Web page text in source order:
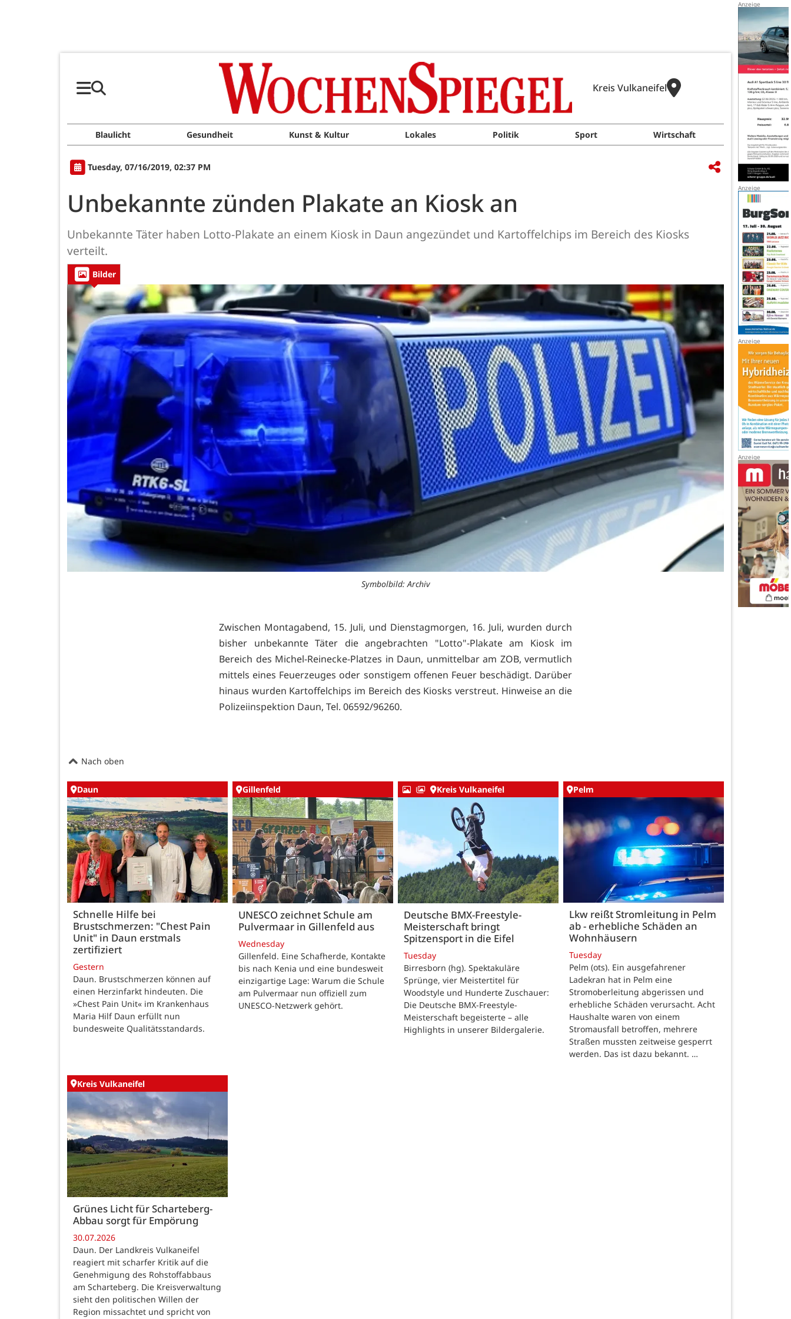
Kreis Vulkaneifel
Blaulicht Gesundheit Kunst & Kultur Lokales Politik Sport Wirtschaft
Tuesday, 07/16/2019, 02:37 PM
Unbekannte zünden Plakate an Kiosk an
Unbekannte Täter haben Lotto-Plakate an einem Kiosk in Daun angezündet und Kartoffelchips im Bereich des Kiosks
verteilt.
Bilder
Symbolbild: Archiv
Zwischen Montagabend, 15. Juli, und Dienstagmorgen, 16. Juli, wurden durch
bisher unbekannte Täter die angebrachten "Lotto"-Plakate am Kiosk im
Bereich des Michel-Reinecke-Platzes in Daun, unmittelbar am ZOB, vermutlich
mittels eines Feuerzeuges oder sonstigem offenen Feuer beschädigt. Darüber
hinaus wurden Kartoffelchips im Bereich des Kiosks verstreut. Hinweise an die
Polizeiinspektion Daun, Tel. 06592/96260.
Nach oben
Daun
Schnelle Hilfe bei
Brustschmerzen: "Chest Pain
Unit" in Daun erstmals
zertifiziert
Gestern
Daun. Brustschmerzen können auf
einen Herzinfarkt hindeuten. Die
»Chest Pain Unit« im Krankenhaus
Maria Hilf Daun erfüllt nun
bundesweite Qualitätsstandards.
Gillenfeld
UNESCO zeichnet Schule am
Pulvermaar in Gillenfeld aus
Wednesday
Gillenfeld. Eine Schafherde, Kontakte
bis nach Kenia und eine bundesweit
einzigartige Lage: Warum die Schule
am Pulvermaar nun offiziell zum
UNESCO-Netzwerk gehört.
Kreis Vulkaneifel
Deutsche BMX-Freestyle-
Meisterschaft bringt
Spitzensport in die Eifel
Tuesday
Birresborn (hg). Spektakuläre
Sprünge, vier Meistertitel für
Woodstyle und Hunderte Zuschauer:
Die Deutsche BMX-Freestyle-
Meisterschaft begeisterte – alle
Highlights in unserer Bildergalerie.
Pelm
Lkw reißt Stromleitung in Pelm
ab - erhebliche Schäden an
Wohnhäusern
Tuesday
Pelm (ots). Ein ausgefahrener
Ladekran hat in Pelm eine
Stromoberleitung abgerissen und
erhebliche Schäden verursacht. Acht
Haushalte waren von einem
Stromausfall betroffen, mehrere
Straßen mussten zeitweise gesperrt
werden. Das ist dazu bekannt. …
Kreis Vulkaneifel
Grünes Licht für Scharteberg-
Abbau sorgt für Empörung
30.07.2026
Daun. Der Landkreis Vulkaneifel
reagiert mit scharfer Kritik auf die
Genehmigung des Rohstoffabbaus
am Scharteberg. Die Kreisverwaltung
sieht den politischen Willen der
Region missachtet und spricht von